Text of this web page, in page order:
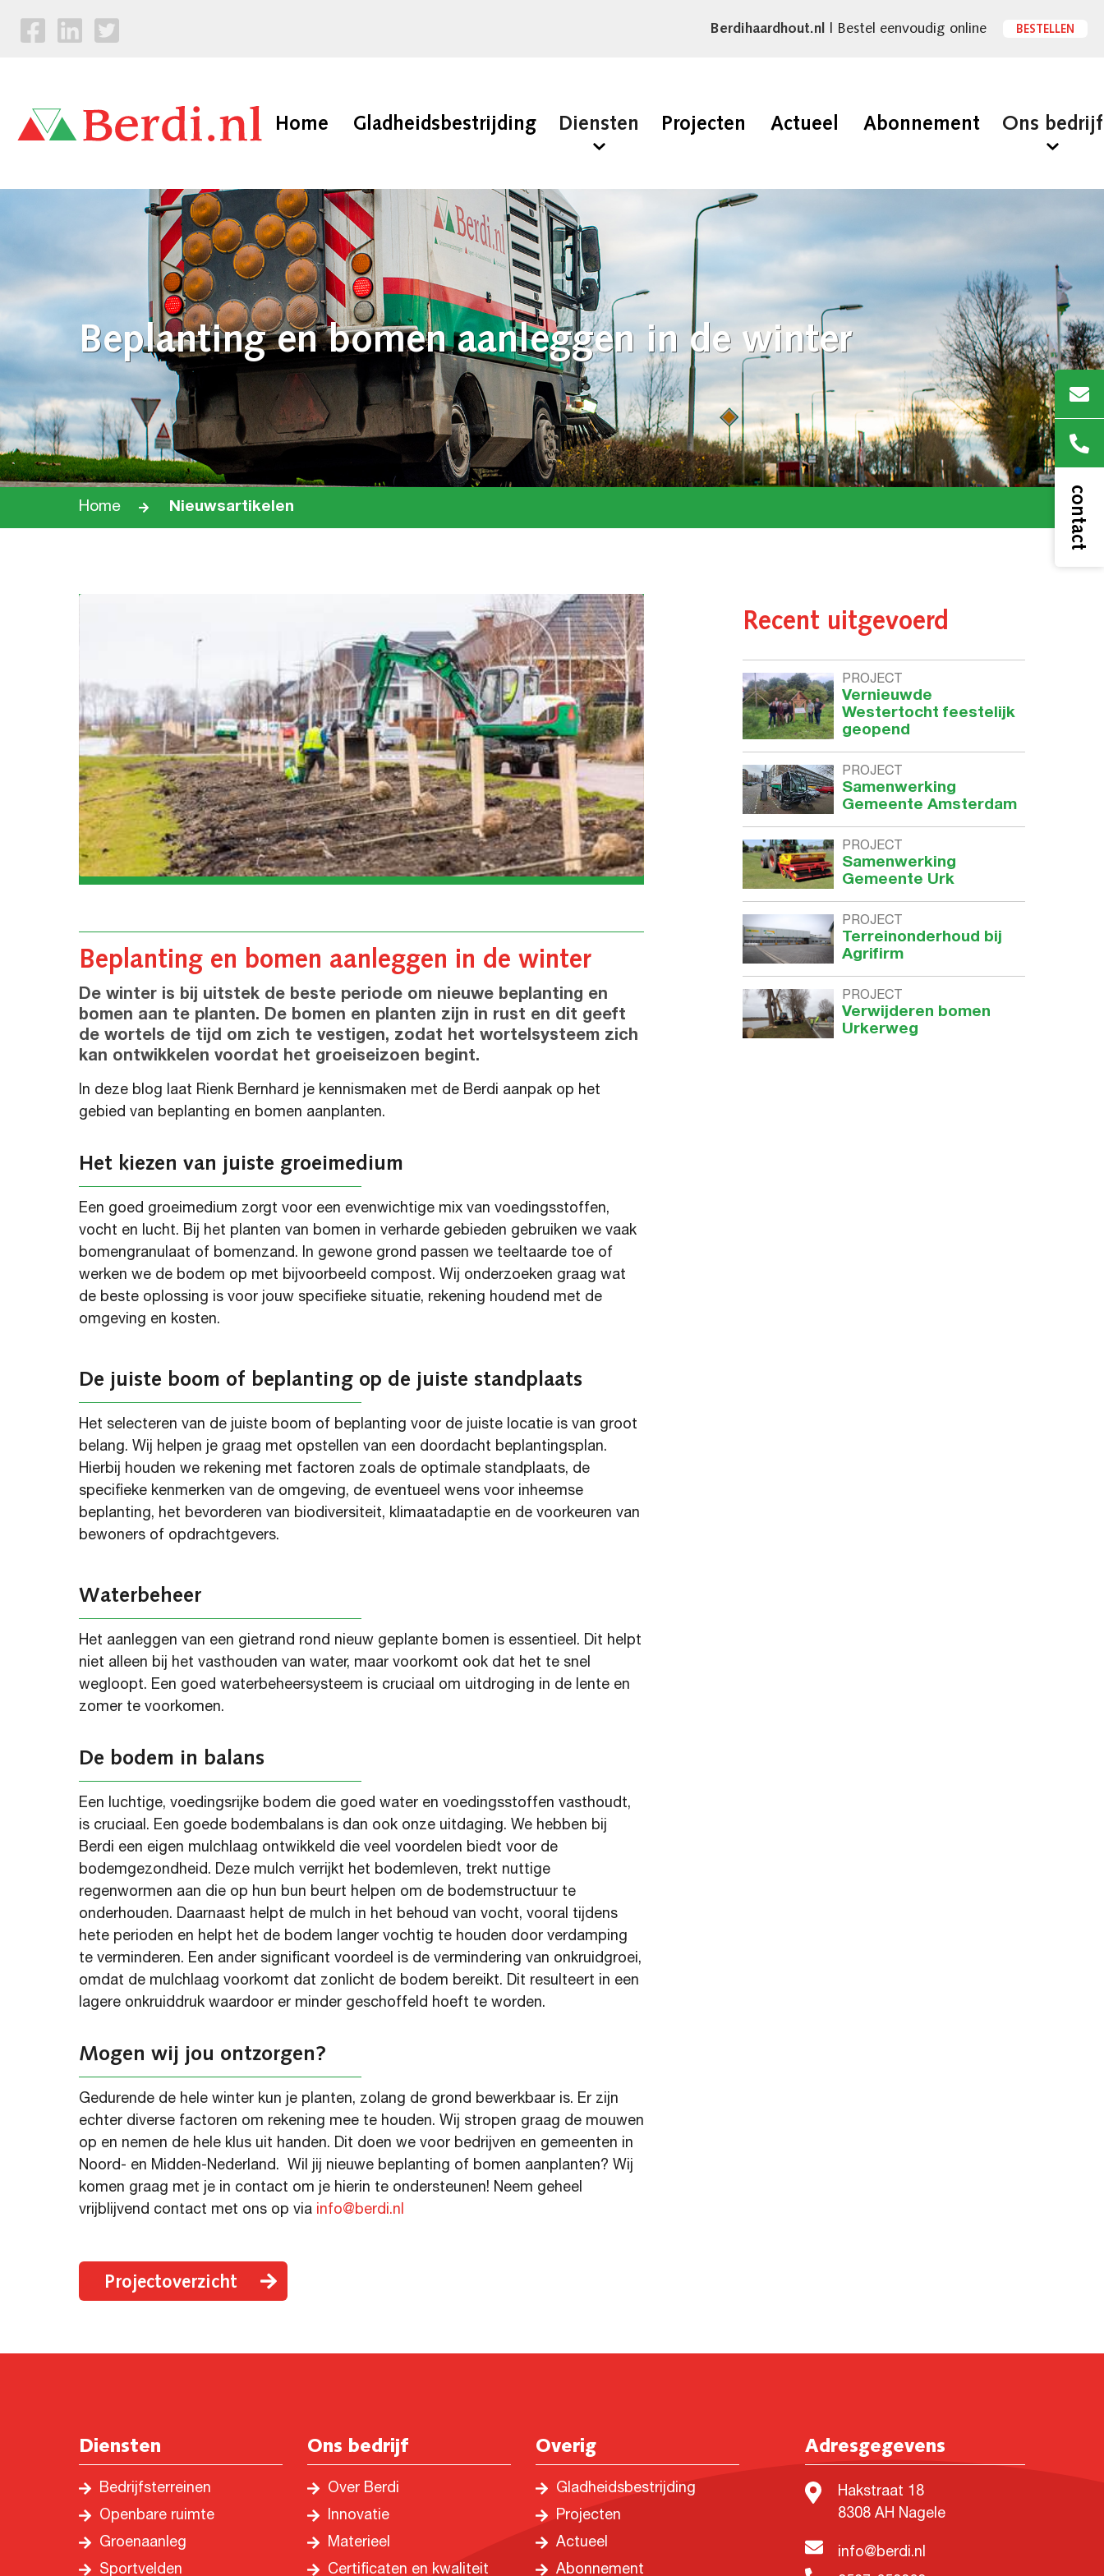
Berdihaardhout.nl | Bestel eenvoudig online BESTELLEN
Home Gladheidsbestrijding Diensten Projecten Actueel Abonnement Ons bedrijf
Beplanting en bomen aanleggen in de winter
Home Nieuwsartikelen
Beplanting en bomen aanleggen in de winter
De winter is bij uitstek de beste periode om nieuwe beplanting en
bomen aan te planten. De bomen en planten zijn in rust en dit geeft
de wortels de tijd om zich te vestigen, zodat het wortelsysteem zich
kan ontwikkelen voordat het groeiseizoen begint.
In deze blog laat Rienk Bernhard je kennismaken met de Berdi aanpak op het
gebied van beplanting en bomen aanplanten.
Het kiezen van juiste groeimedium
Een goed groeimedium zorgt voor een evenwichtige mix van voedingsstoffen,
vocht en lucht. Bij het planten van bomen in verharde gebieden gebruiken we vaak
bomengranulaat of bomenzand. In gewone grond passen we teeltaarde toe of
werken we de bodem op met bijvoorbeeld compost. Wij onderzoeken graag wat
de beste oplossing is voor jouw specifieke situatie, rekening houdend met de
omgeving en kosten.
De juiste boom of beplanting op de juiste standplaats
Het selecteren van de juiste boom of beplanting voor de juiste locatie is van groot
belang. Wij helpen je graag met opstellen van een doordacht beplantingsplan.
Hierbij houden we rekening met factoren zoals de optimale standplaats, de
specifieke kenmerken van de omgeving, de eventueel wens voor inheemse
beplanting, het bevorderen van biodiversiteit, klimaatadaptie en de voorkeuren van
bewoners of opdrachtgevers.
Waterbeheer
Het aanleggen van een gietrand rond nieuw geplante bomen is essentieel. Dit helpt
niet alleen bij het vasthouden van water, maar voorkomt ook dat het te snel
wegloopt. Een goed waterbeheersysteem is cruciaal om uitdroging in de lente en
zomer te voorkomen.
De bodem in balans
Een luchtige, voedingsrijke bodem die goed water en voedingsstoffen vasthoudt,
is cruciaal. Een goede bodembalans is dan ook onze uitdaging. We hebben bij
Berdi een eigen mulchlaag ontwikkeld die veel voordelen biedt voor de
bodemgezondheid. Deze mulch verrijkt het bodemleven, trekt nuttige
regenwormen aan die op hun bun beurt helpen om de bodemstructuur te
onderhouden. Daarnaast helpt de mulch in het behoud van vocht, vooral tijdens
hete perioden en helpt het de bodem langer vochtig te houden door verdamping
te verminderen. Een ander significant voordeel is de vermindering van onkruidgroei,
omdat de mulchlaag voorkomt dat zonlicht de bodem bereikt. Dit resulteert in een
lagere onkruiddruk waardoor er minder geschoffeld hoeft te worden.
Mogen wij jou ontzorgen?
Gedurende de hele winter kun je planten, zolang de grond bewerkbaar is. Er zijn
echter diverse factoren om rekening mee te houden. Wij stropen graag de mouwen
op en nemen de hele klus uit handen. Dit doen we voor bedrijven en gemeenten in
Noord- en Midden-Nederland. Wil jij nieuwe beplanting of bomen aanplanten? Wij
komen graag met je in contact om je hierin te ondersteunen! Neem geheel
vrijblijvend contact met ons op via info@berdi.nl
Projectoverzicht
Recent uitgevoerd
PROJECT
Vernieuwde
Westertocht feestelijk
geopend
PROJECT
Samenwerking
Gemeente Amsterdam
PROJECT
Samenwerking
Gemeente Urk
PROJECT
Terreinonderhoud bij
Agrifirm
PROJECT
Verwijderen bomen
Urkerweg
Diensten
Bedrijfsterreinen
Openbare ruimte
Groenaanleg
Sportvelden
Ons bedrijf
Over Berdi
Innovatie
Materieel
Certificaten en kwaliteit
Overig
Gladheidsbestrijding
Projecten
Actueel
Abonnement
Adresgegevens
Hakstraat 18
8308 AH Nagele
info@berdi.nl
contact